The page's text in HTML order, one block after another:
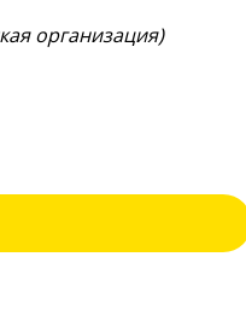
организация)